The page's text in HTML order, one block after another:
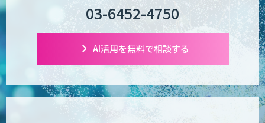
03-6452-4750
AI活用を無料で相談する